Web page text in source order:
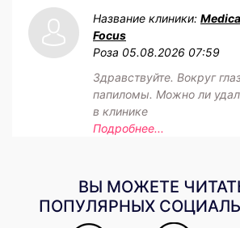
Название клиники:
Focus
Роза 05.08.2026 07:59
Здравствуйте. Вокруг
папиломы. Можно ли
в клинике
Подробнее...
ВЫ МОЖЕТЕ
ПОПУЛЯРНЫХ